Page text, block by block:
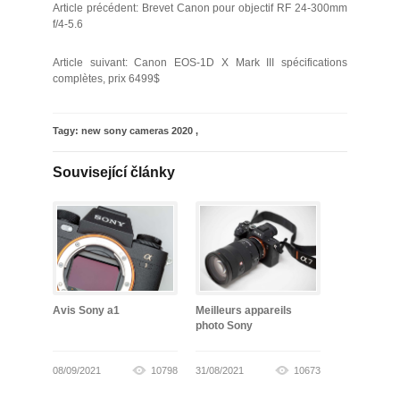
Article précédent: Brevet Canon pour objectif RF 24-300mm
f/4-5.6
Article suivant: Canon EOS-1D X Mark III spécifications
complètes, prix 6499$
Tagy: new sony cameras 2020 ,
Související články
Avis Sony a1
08/09/2021 10798
Meilleurs appareils
photo Sony
31/08/2021 10673